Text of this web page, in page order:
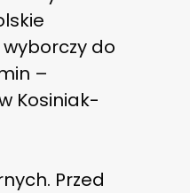
do
–
Kosiniak-
Przed